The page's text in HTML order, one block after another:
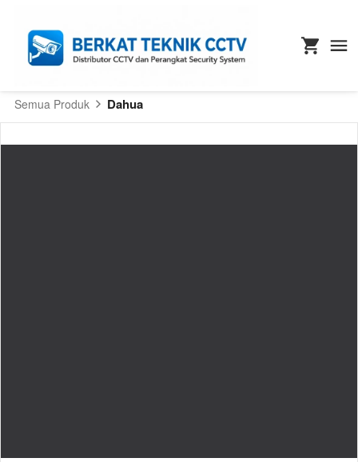
Semua Produk Dahua